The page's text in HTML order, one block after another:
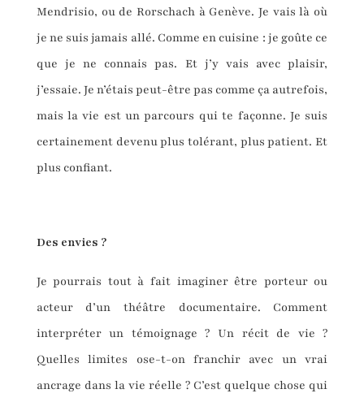
Mendrisio, ou de Rorschach à Genève. Je vais là où
je ne suis jamais allé. Comme en cuisine : je goûte ce
que je ne connais pas. Et j’y vais avec plaisir,
j’essaie. Je n’étais peut-être pas comme ça autrefois,
mais la vie est un parcours qui te façonne. Je suis
certainement devenu plus tolérant, plus patient. Et
plus confiant.
Des envies ?
Je pourrais tout à fait imaginer être porteur ou
acteur d’un théâtre documentaire. Comment
interpréter un témoignage ? Un récit de vie ?
Quelles limites ose-t-on franchir avec un vrai
ancrage dans la vie réelle ? C’est quelque chose qui